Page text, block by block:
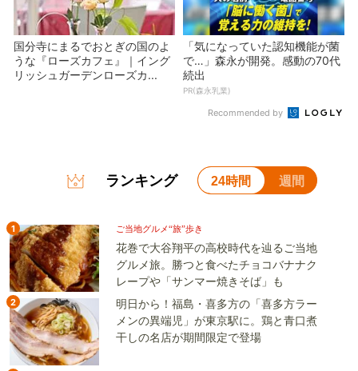
国分寺にまるでおとぎの国のよ
うな『ローズカフェ』｜イング
リッシュガーデンローズカ...
「気になっていた認知機能が菌
で…」森永が開発。感動の70代
続出
PR(森永乳業)
Recommended by
ランキング 24時間 週間
1 ご当地グルメ“旅”歩き
花巻で大谷翔平の高校時代を辿るご当地
グルメ旅。勝つと食べたチョコバナナク
レープや「サンマー焼きそば」も
2
明日から！福島・喜多方の「喜多方ラー
メンの異端児」が東京駅に。鶏と青口煮
干しの名店が期間限定で登場